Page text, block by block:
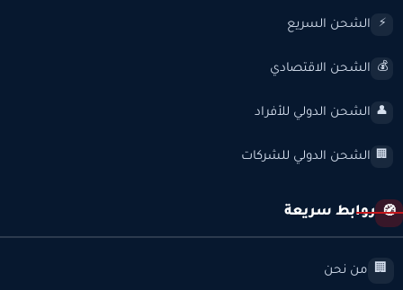
⚡ الشحن السريع
💰 الشحن الاقتصادي
👤 الشحن الدولي للأفراد
🏢 الشحن الدولي للشركات
🧭 روابط سريعة
🏢 من نحن